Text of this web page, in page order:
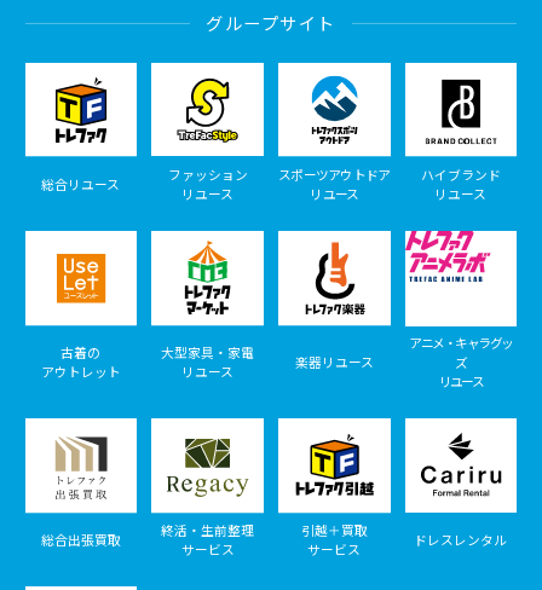
グループサイト
総合リユース
ファッション
リユース
スポーツアウトドア
リユース
ハイブランド
リユース
古着の
アウトレット
大型家具・家電
リユース
楽器リユース
アニメ・キャラグッ
ズ
リユース
総合出張買取
終活・生前整理
サービス
引越＋買取
サービス
ドレスレンタル